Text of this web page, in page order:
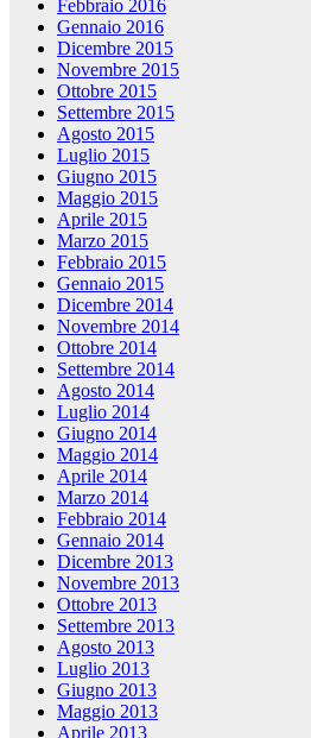
Febbraio 2016
Gennaio 2016
Dicembre 2015
Novembre 2015
Ottobre 2015
Settembre 2015
Agosto 2015
Luglio 2015
Giugno 2015
Maggio 2015
Aprile 2015
Marzo 2015
Febbraio 2015
Gennaio 2015
Dicembre 2014
Novembre 2014
Ottobre 2014
Settembre 2014
Agosto 2014
Luglio 2014
Giugno 2014
Maggio 2014
Aprile 2014
Marzo 2014
Febbraio 2014
Gennaio 2014
Dicembre 2013
Novembre 2013
Ottobre 2013
Settembre 2013
Agosto 2013
Luglio 2013
Giugno 2013
Maggio 2013
Aprile 2013